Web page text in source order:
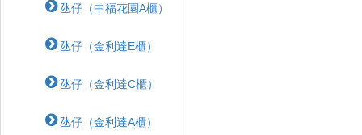
氹仔（中福花園A櫃）
氹仔（金利達E櫃）
氹仔（金利達C櫃）
氹仔（金利達A櫃）